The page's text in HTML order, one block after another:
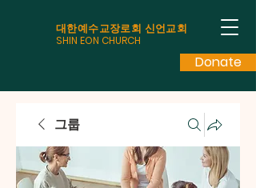
대한예수교장로회 신언교회
SHIN EON CHURCH
Donate
그룹